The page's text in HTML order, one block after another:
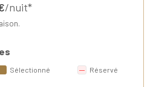
/nuit*
Sélectionné Réservé